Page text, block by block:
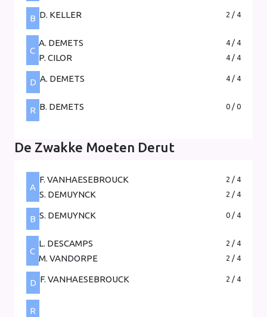
B D. KELLER 2 / 4
C
A. DEMETS 4 / 4
P. CILOR 4 / 4
D A. DEMETS 4 / 4
R B. DEMETS 0 / 0
De Zwakke Moeten Derut
A
F. VANHAESEBROUCK 2 / 4
S. DEMUYNCK 2 / 4
B S. DEMUYNCK 0 / 4
C
L. DESCAMPS 2 / 4
M. VANDORPE 2 / 4
D F. VANHAESEBROUCK 2 / 4
R